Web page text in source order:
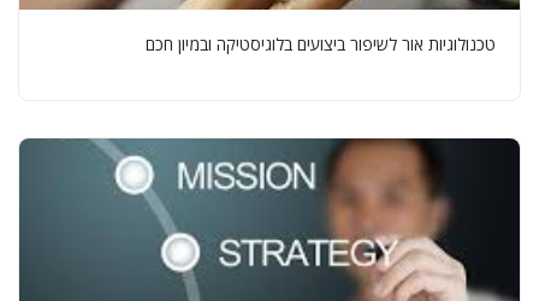
טכנולוגיות אור לשיפור ביצועים בלוגיסטיקה ובמיון חכם